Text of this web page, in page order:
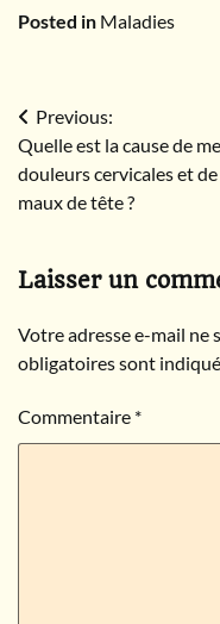
Posted in Maladies
Navigation
de
l’article
Previous:
Quelle est la cause de
douleurs cervicales et
maux de tête ?
Laisser un
Votre adresse e-mail ne
obligatoires sont
Commentaire *